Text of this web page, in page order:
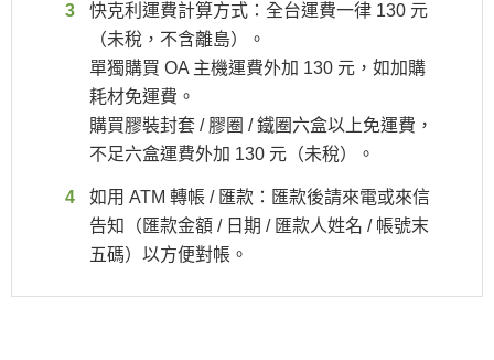
快克利運費計算方式：全台運費一律 130 元
（未稅，不含離島）。
單獨購買 OA 主機運費外加 130 元，如加購
耗材免運費。
購買膠裝封套 / 膠圈 / 鐵圈六盒以上免運費，
不足六盒運費外加 130 元（未稅）。
如用 ATM 轉帳 / 匯款：匯款後請來電或來信
告知（匯款金額 / 日期 / 匯款人姓名 / 帳號末
五碼）以方便對帳。